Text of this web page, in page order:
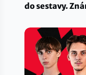
do sestavy.